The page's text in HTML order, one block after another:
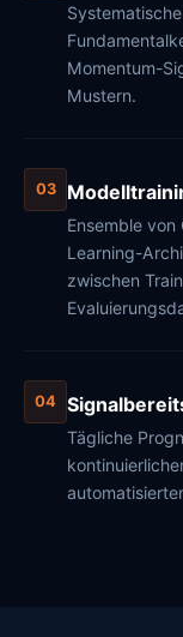
Momentum-
Mustern.
03
Ensemble
Learning-
zwischen
04
Tägliche